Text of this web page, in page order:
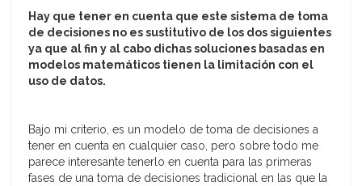
Hay que tener en cuenta que este sistema de toma
de decisiones no es sustitutivo de los dos siguientes
ya que al fin y al cabo dichas soluciones basadas en
modelos matemáticos tienen la limitación con el
uso de datos.
Bajo mi criterio, es un modelo de toma de decisiones a
tener en cuenta en cualquier caso, pero sobre todo me
parece interesante tenerlo en cuenta para las primeras
fases de una toma de decisiones tradicional en las que la